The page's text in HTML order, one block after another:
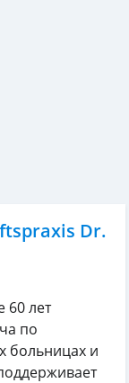
Dr.
лет
по
больницах и